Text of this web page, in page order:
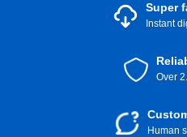
Super
Instant
Over
Human